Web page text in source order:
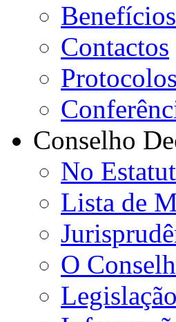
Contactos
Conselho
No
Lista de
O
Legislação